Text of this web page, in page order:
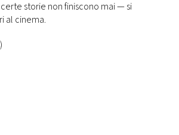
storie non finiscono mai — si
al cinema.